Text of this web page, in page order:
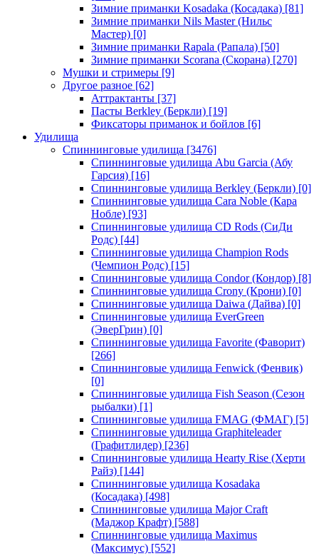
Зимние приманки Kosadaka (Косадака) [81]
Зимние приманки Nils Master (Нильс
Мастер) [0]
Зимние приманки Rapala (Рапала) [50]
Зимние приманки Scorana (Скорана) [270]
Мушки и стримеры [9]
Другое разное [62]
Аттрактанты [37]
Пасты Berkley (Беркли) [19]
Фиксаторы приманок и бойлов [6]
Удилища
Спиннинговые удилища [3476]
Спиннинговые удилища Abu Garcia (Абу
Гарсия) [16]
Спиннинговые удилища Berkley (Беркли) [0]
Спиннинговые удилища Cara Noble (Кара
Нобле) [93]
Спиннинговые удилища CD Rods (СиДи
Родс) [44]
Спиннинговые удилища Champion Rods
(Чемпион Родс) [15]
Спиннинговые удилища Condor (Кондор) [8]
Спиннинговые удилища Crony (Крони) [0]
Спиннинговые удилища Daiwa (Дайва) [0]
Спиннинговые удилища EverGreen
(ЭверГрин) [0]
Спиннинговые удилища Favorite (Фаворит)
[266]
Спиннинговые удилища Fenwick (Фенвик)
[0]
Спиннинговые удилища Fish Season (Сезон
рыбалки) [1]
Спиннинговые удилища FMAG (ФМАГ) [5]
Спиннинговые удилища Graphiteleader
(Графитлидер) [236]
Спиннинговые удилища Hearty Rise (Херти
Райз) [144]
Спиннинговые удилища Kosadaka
(Косадака) [498]
Спиннинговые удилища Major Craft
(Маджор Крафт) [588]
Спиннинговые удилища Maximus
(Максимус) [552]